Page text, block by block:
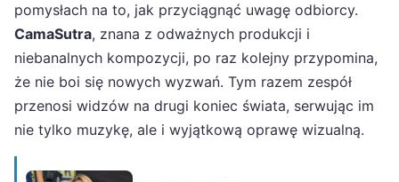
pomysłach na to, jak przyciągnąć uwagę odbiorcy.
CamaSutra, znana z odważnych produkcji i
niebanalnych kompozycji, po raz kolejny przypomina,
że nie boi się nowych wyzwań. Tym razem zespół
przenosi widzów na drugi koniec świata, serwując im
nie tylko muzykę, ale i wyjątkową oprawę wizualną.